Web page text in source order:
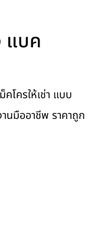
แบค
โครให้เช่า แบบ
นมืออาชีพ ราคาถูก